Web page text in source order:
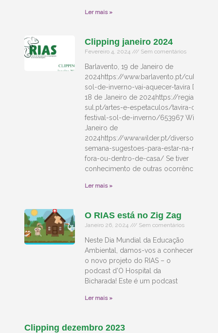
Ler mais »
Clipping janeiro 2024
Fevereiro 4, 2024 Sem comentários
Barlavento, 19 de Janeiro de
2024https://www.barlavento.pt/cultura/
sol-de-inverno-vai-aquecer-tavira Diário
18 de Janeiro de 2024https://regiao-
sul.pt/artes-e-espetaculos/tavira-
festival-sol-de-inverno/653967 Wilder,
Janeiro de
2024https://www.wilder.pt/diversoes/
semana-sugestoes-para-estar-na-
fora-ou-dentro-de-casa/ Se tiver
conhecimento de outras ocorrências
Ler mais »
O RIAS está no Zig Zag
Janeiro 26, 2024 Sem comentários
Neste Dia Mundial da Educação
Ambiental, damos-vos a conhecer
o novo projeto do RIAS – o
podcast d’O Hospital da
Bicharada! Este é um podcast
Ler mais »
Clipping dezembro 2023